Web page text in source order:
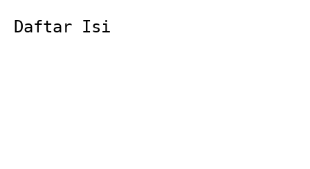
Daftar Isi